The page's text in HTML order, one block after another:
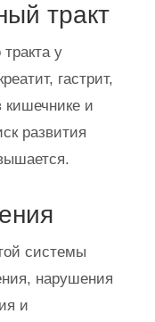
тракт
у
гастрит,
кишечнике и
развития
системы
нарушения
и